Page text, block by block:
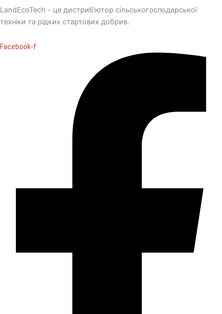
LandEcoTech - це дистриб'ютор сільськогосподарської
техніки та рідких стартових добрив.
Facebook-f